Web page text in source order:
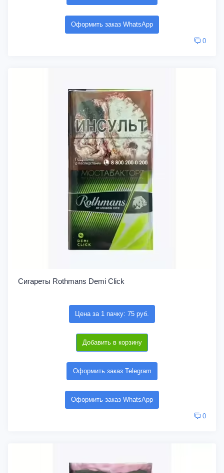
Оформить заказ WhatsApp
0
Сигареты Rothmans Demi Click
Цена за 1 пачку: 75 руб.
Добавить в корзину
Оформить заказ Telegram
Оформить заказ WhatsApp
0